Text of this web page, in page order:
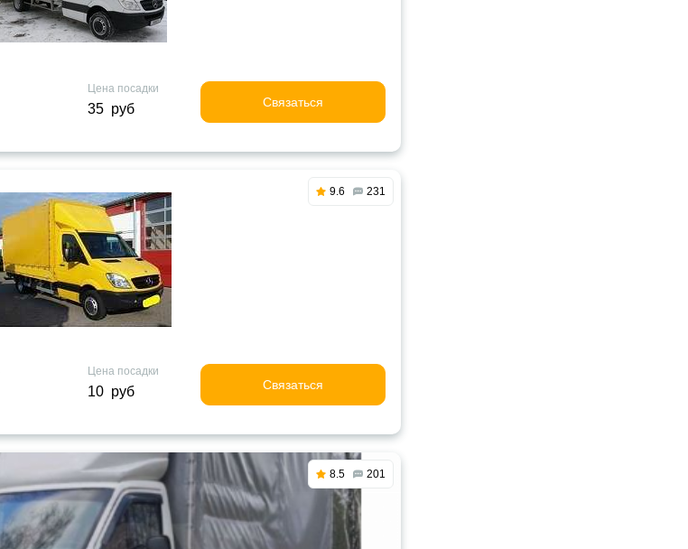
Цена посадки
35 руб Связаться
9.6 231
Цена посадки
10 руб Связаться
8.5 201